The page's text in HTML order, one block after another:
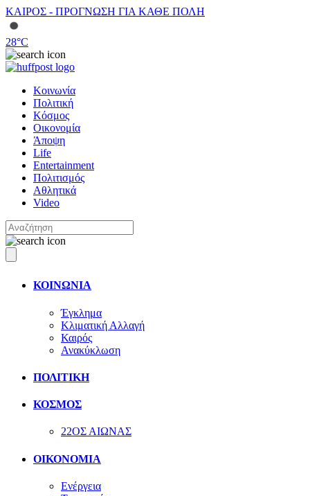
ΚΑΙΡΟΣ - ΠΡΟΓΝΩΣΗ ΓΙΑ ΚΑΘΕ ΠΟΛΗ
28°C
Κοινωνία
Πολιτική
Κόσμος
Οικονομία
Άποψη
Life
Entertainment
Πολιτισμός
Αθλητικά
Video
ΚΟΙΝΩΝΙΑ
Έγκλημα
Κλιματική Αλλαγή
Καιρός
Ανακύκλωση
ΠΟΛΙΤΙΚΗ
ΚΟΣΜΟΣ
22ΟΣ ΑΙΩΝΑΣ
ΟΙΚΟΝΟΜΙΑ
Ενέργεια